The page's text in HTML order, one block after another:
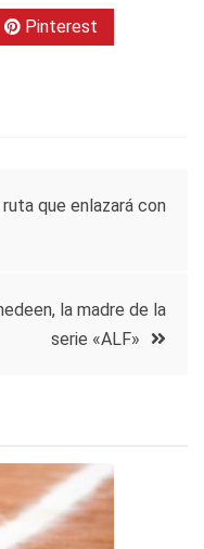
Pinterest
que enlazará con
la madre de la
serie «ALF»